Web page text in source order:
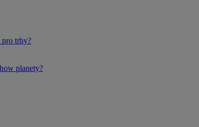
pro trhy?
planety?